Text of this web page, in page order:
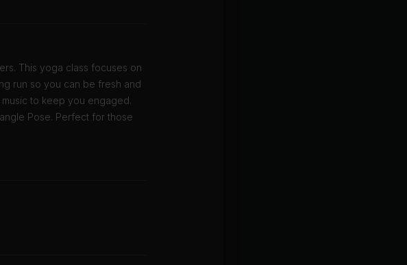
This yoga class focuses on
run so you can be fresh and
to keep you engaged.
Pose. Perfect for those